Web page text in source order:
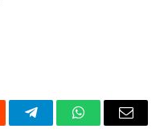
TelegramWhatsAppEmail